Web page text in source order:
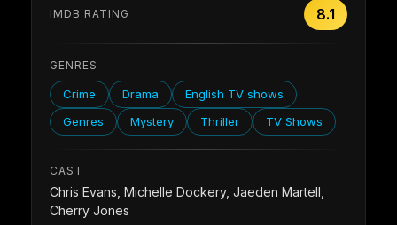
IMDB RATING 8.1
GENRES
Crime Drama
English TV shows
Genres
Mystery Thriller TV Shows
CAST
Chris Evans, Michelle Dockery, Jaeden Martell,
Cherry Jones